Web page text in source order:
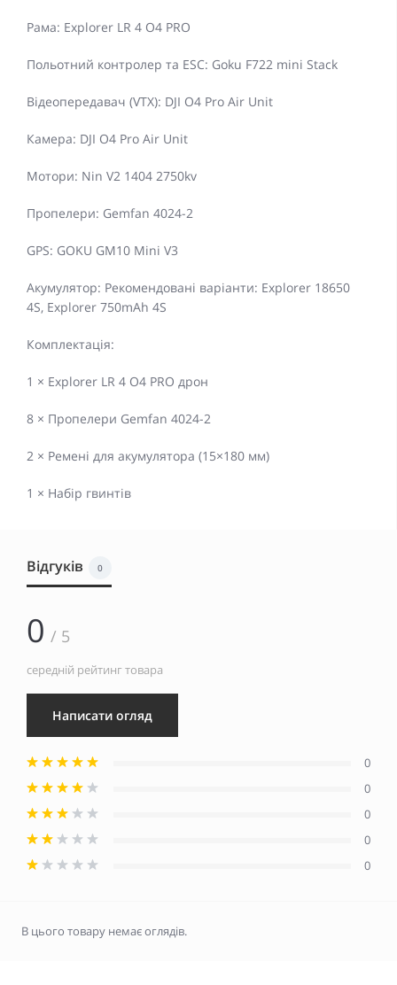
Рама: Explorer LR 4 O4 PRO
Польотний контролер та ESC: Goku F722 mini Stack
Відеопередавач (VTX): DJI O4 Pro Air Unit
Камера: DJI O4 Pro Air Unit
Мотори: Nin V2 1404 2750kv
Пропелери: Gemfan 4024-2
GPS: GOKU GM10 Mini V3
Акумулятор: Рекомендовані варіанти: Explorer 18650
4S, Explorer 750mAh 4S
Комплектація:
1 × Explorer LR 4 O4 PRO дрон
8 × Пропелери Gemfan 4024-2
2 × Ремені для акумулятора (15×180 мм)
1 × Набір гвинтів
Відгуків 0
0 / 5
середній рейтинг товара
Написати огляд
0
0
0
0
0
В цього товару немає оглядів.